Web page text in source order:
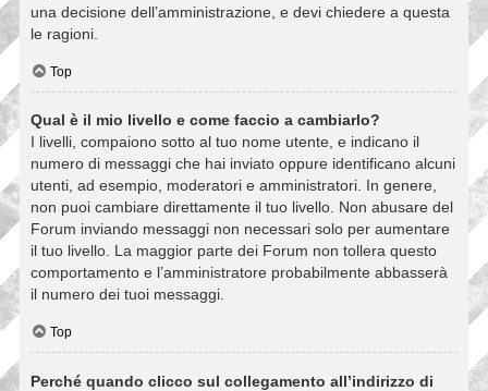
una decisione dell’amministrazione, e devi chiedere a questa
le ragioni.
Top
Qual è il mio livello e come faccio a cambiarlo?
I livelli, compaiono sotto al tuo nome utente, e indicano il
numero di messaggi che hai inviato oppure identificano alcuni
utenti, ad esempio, moderatori e amministratori. In genere,
non puoi cambiare direttamente il tuo livello. Non abusare del
Forum inviando messaggi non necessari solo per aumentare
il tuo livello. La maggior parte dei Forum non tollera questo
comportamento e l’amministratore probabilmente abbasserà
il numero dei tuoi messaggi.
Top
Perché quando clicco sul collegamento all’indirizzo di